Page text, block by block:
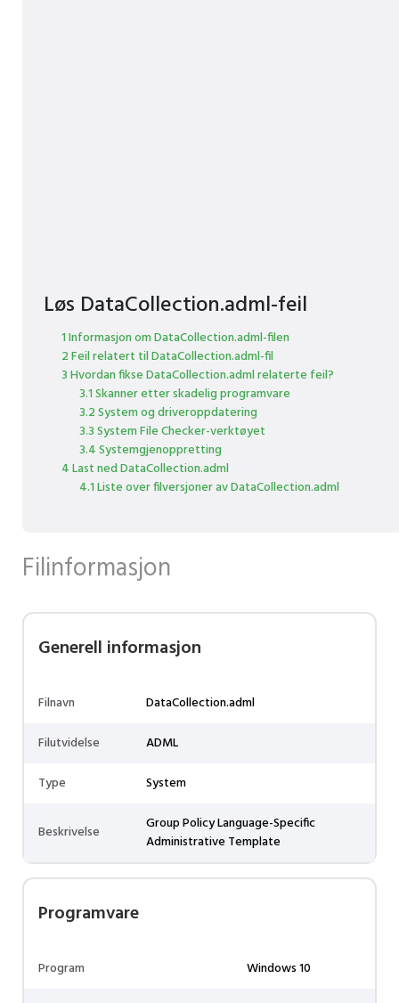
Løs DataCollection.adml-feil
1 Informasjon om DataCollection.adml-filen
2 Feil relatert til DataCollection.adml-fil
3 Hvordan fikse DataCollection.adml relaterte feil?
3.1 Skanner etter skadelig programvare
3.2 System og driveroppdatering
3.3 System File Checker-verktøyet
3.4 Systemgjenoppretting
4 Last ned DataCollection.adml
4.1 Liste over filversjoner av DataCollection.adml
Filinformasjon
Generell informasjon
Filnavn
DataCollection.adml
Filutvidelse
ADML
Type
System
Beskrivelse
Group Policy Language-Specific
Administrative Template
Programvare
Program
Windows 10